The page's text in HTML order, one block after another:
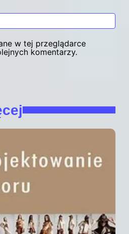
w tej przeglądarce
komentarzy.